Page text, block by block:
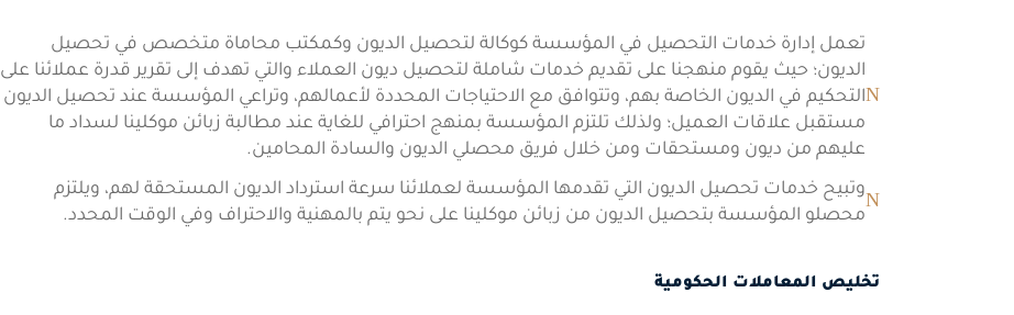
تعمل إدارة خدمات التحصيل في المؤسسة كوكالة لتحصيل الديون وكمكتب محاماة متخصص في تحصيل
الديون؛ حيث يقوم منهجنا على تقديم خدمات شاملة لتحصيل ديون العملاء والتي تهدف إلى تقرير قدرة عملائنا على
التحكيم في الديون الخاصة بهم، وتتوافق مع الاحتياجات المحددة لأعمالهم، وتراعي المؤسسة عند تحصيل الديون
مستقبل علاقات العميل؛ ولذلك تلتزم المؤسسة بمنهج احترافي للغاية عند مطالبة زبائن موكلينا لسداد ما
عليهم من ديون ومستحقات ومن خلال فريق محصلي الديون والسادة المحامين.
وتبيح خدمات تحصيل الديون التي تقدمها المؤسسة لعملائنا سرعة استرداد الديون المستحقة لهم، ويلتزم
محصلو المؤسسة بتحصيل الديون من زبائن موكلينا على نحو يتم بالمهنية والاحتراف وفي الوقت المحدد.
تخليص المعاملات الحكومية
روابط أخرى
الرئيسية
عن المكتب
الخدمات الرئيسية
استفسار سريع